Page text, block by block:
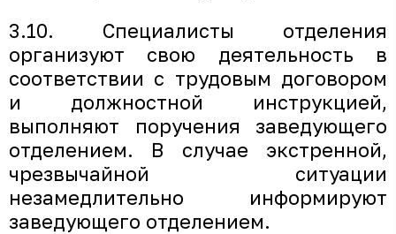
3.10. Специалисты отделения
организуют свою деятельность в
соответствии с трудовым договором
и должностной инструкцией,
выполняют поручения заведующего
отделением. В случае экстренной,
чрезвычайной ситуации
незамедлительно информируют
заведующего отделением.